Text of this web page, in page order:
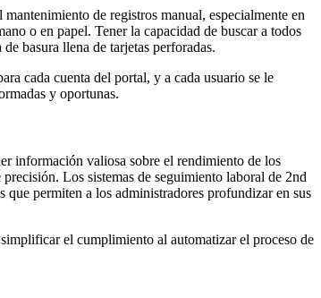
de registros manual, especialmente en
o en papel. Tener la capacidad de buscar a todos
basura llena de tarjetas perforadas.
cada cuenta del portal, y a cada usuario se le
y oportunas.
información valiosa sobre el rendimiento de los
Los sistemas de seguimiento laboral de 2nd
permiten a los administradores profundizar en sus
el cumplimiento al automatizar el proceso de